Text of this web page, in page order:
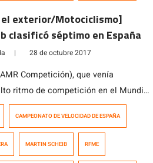
el exterior/Motociclismo]
clasificó séptimo en España
| 28 de octubre 2017
Competición), que venía
ritmo de competición en el Mundial
dejar claro que el esfuerzo y el
oficial del Superstock 600.
CAMPEONATO DE VELOCIDAD DE ESPAÑA
MARTIN SCHEIB RFME